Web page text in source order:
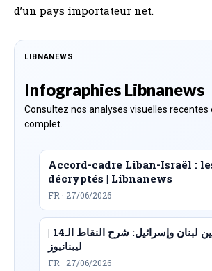
d’un pays importateur net.
LIBNANEWS
Infographies Libnanews
Consultez nos analyses visuelles recentes
complet.
Accord-cadre Liban-Israël :
décryptés | Libnanews
FR · 27/06/2026
الاتفاق الإطار بين لبنان وإسرائيل: شرح النقاط الـ14 |
ليبنانيوز
FR · 27/06/2026